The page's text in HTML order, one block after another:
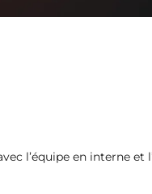
l’équipe en interne